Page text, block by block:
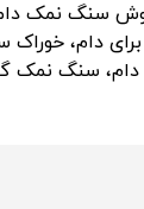
سنگ نمک
دام، خوراک
سنگ نمک